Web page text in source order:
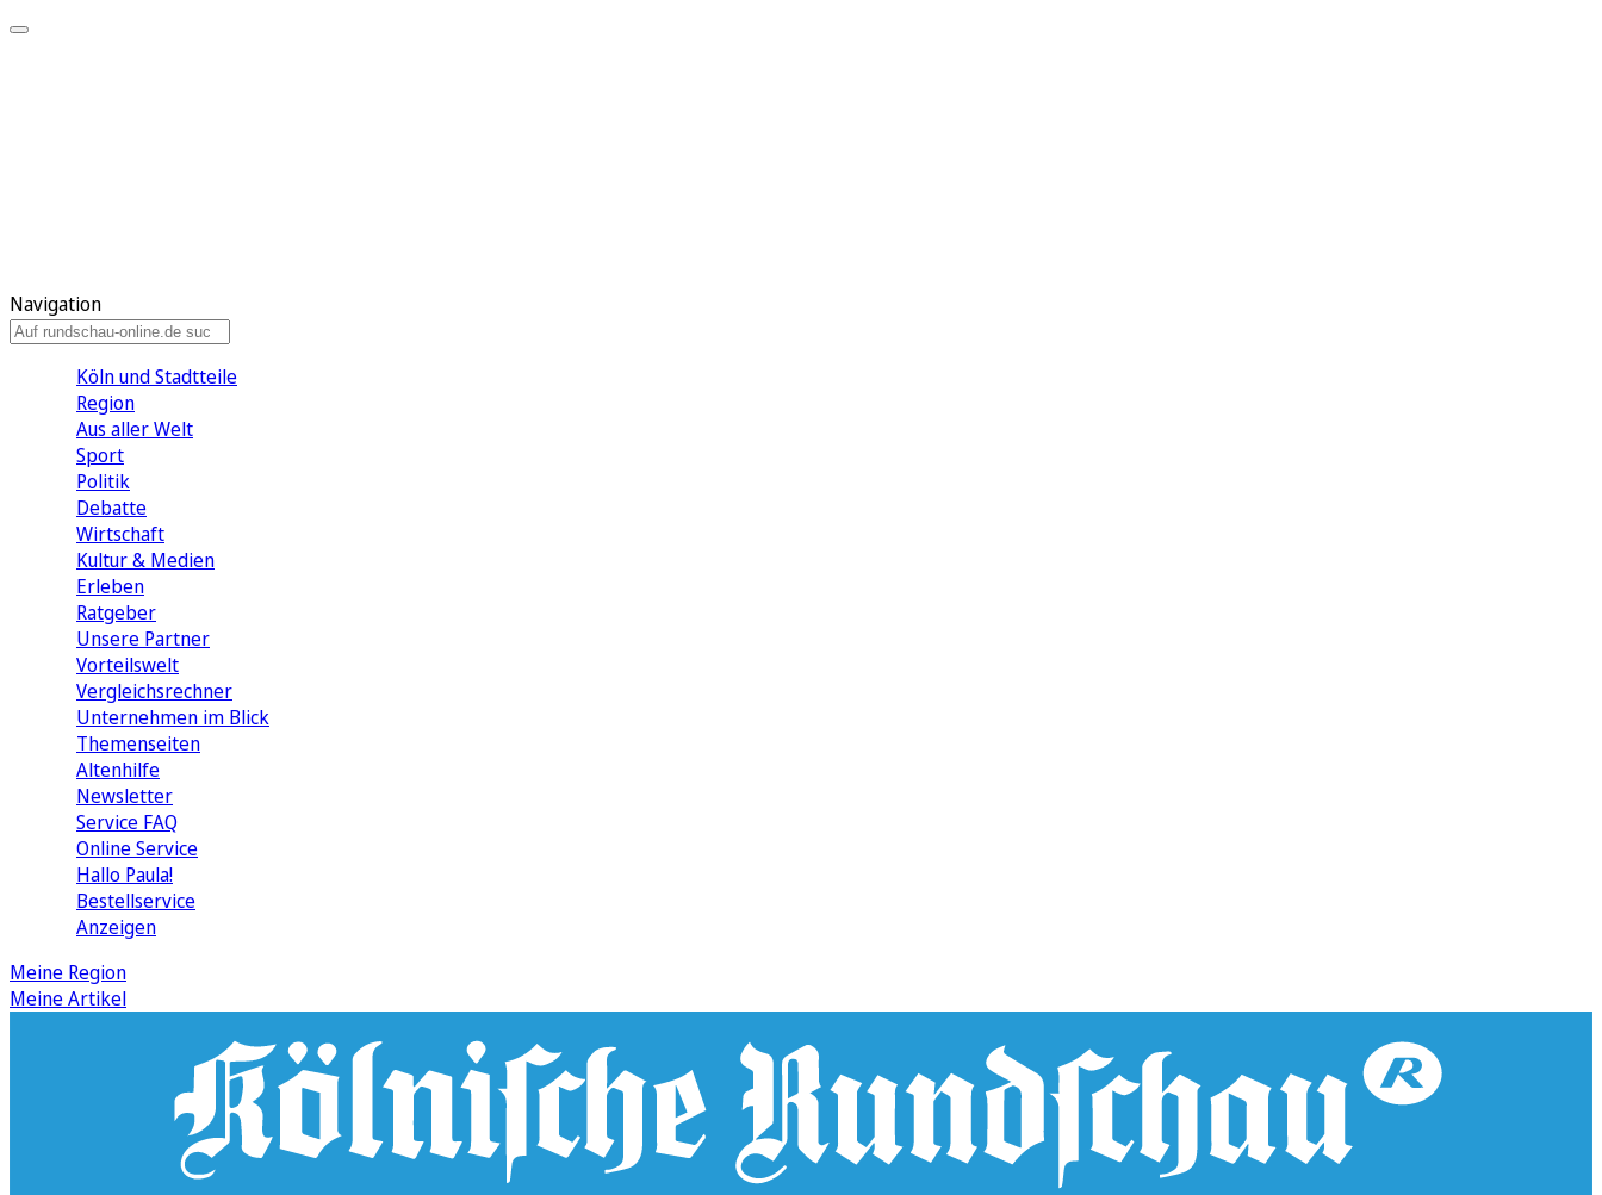
Navigation
Köln und Stadtteile
Region
Aus aller Welt
Sport
Politik
Debatte
Wirtschaft
Kultur & Medien
Erleben
Ratgeber
Unsere Partner
Vorteilswelt
Vergleichsrechner
Unternehmen im Blick
Themenseiten
Altenhilfe
Newsletter
Service FAQ
Online Service
Hallo Paula!
Bestellservice
Anzeigen
Meine Region
Meine Artikel